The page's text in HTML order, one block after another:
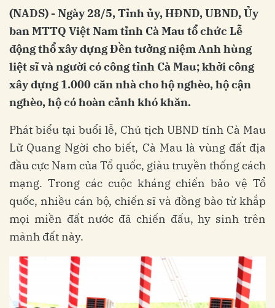
(NADS) - Ngày 28/5, Tỉnh ủy, HĐND, UBND, Ủy
ban MTTQ Việt Nam tỉnh Cà Mau tổ chức Lễ
động thổ xây dựng Đền tưởng niệm Anh hùng
liệt sĩ và người có công tỉnh Cà Mau; khởi công
xây dựng 1.000 căn nhà cho hộ nghèo, hộ cận
nghèo, hộ có hoàn cảnh khó khăn.
Phát biểu tại buổi lễ, Chủ tịch UBND tỉnh Cà Mau
Lữ Quang Ngời cho biết, Cà Mau là vùng đất địa
đầu cực Nam của Tổ quốc, giàu truyền thống cách
mạng. Trong các cuộc kháng chiến bảo vệ Tổ
quốc, nhiều cán bộ, chiến sĩ và đồng bào từ khắp
mọi miền đất nước đã chiến đấu, hy sinh trên
mảnh đất này.